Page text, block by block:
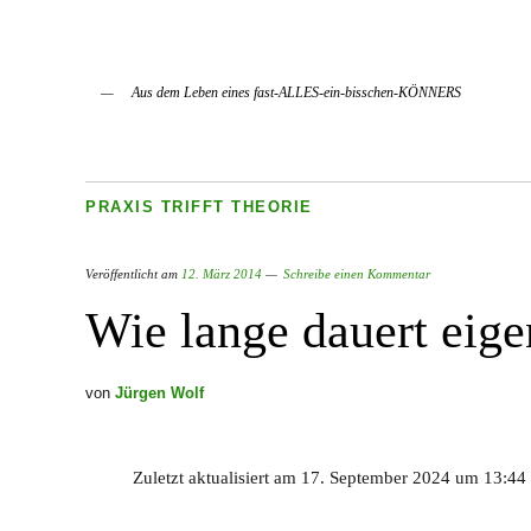
Aus dem Leben eines fast-ALLES-ein-bisschen-KÖNNERS
PRAXIS TRIFFT THEORIE
Veröffentlicht am 12. März 2014 Schreibe einen Kommentar
Wie lange dauert
von Jürgen Wolf
Zuletzt aktualisiert am 17. September 2024 um 13:44